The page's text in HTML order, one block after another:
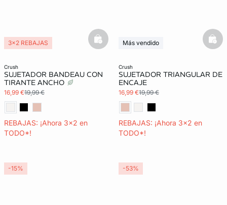
crush
SUJETADOR BANDEAU CON
TIRANTE ANCHO
16,99 €19,99 €
REBAJAS: ¡Ahora 3x2 en
TODO*!
3x2 REBAJAS basketfull
crush
SUJETADOR TRIANGULAR DE
ENCAJE
16,99 €19,99 €
REBAJAS: ¡Ahora 3x2 en
TODO*!
Más vendido
-15% -53%